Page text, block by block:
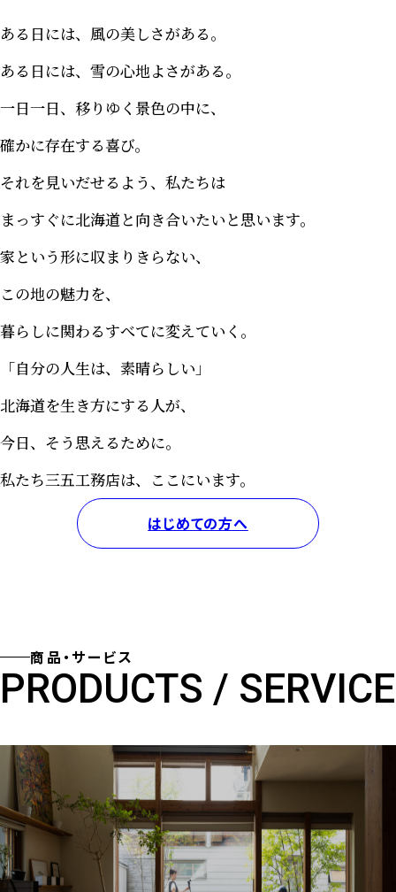
ある日には、風の美しさがある。
ある日には、雪の心地よさがある。
一日一日、移りゆく景色の中に、
確かに存在する喜び。
それを見いだせるよう、私たちは
まっすぐに北海道と向き合いたいと思います。
家という形に収まりきらない、
この地の魅力を、
暮らしに関わるすべてに変えていく。
「自分の人生は、素晴らしい」
北海道を生き方にする人が、
今日、そう思えるために。
私たち三五工務店は、ここにいます。
はじめての方へ
商品・サービス
PRODUCTS / SERVICE